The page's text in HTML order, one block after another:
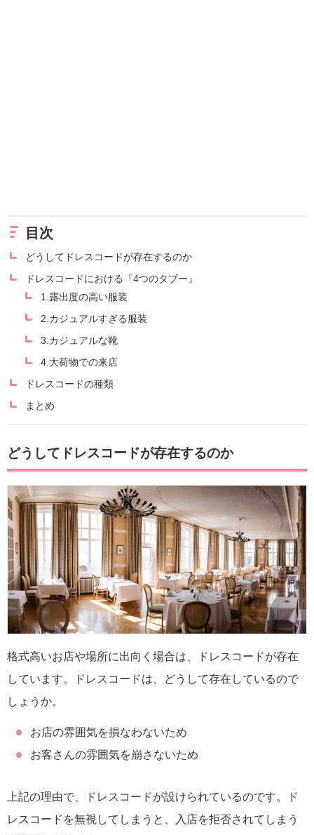
目次
どうしてドレスコードが存在するのか
ドレスコードにおける『4つのタブー』
1.露出度の高い服装
2.カジュアルすぎる服装
3.カジュアルな靴
4.大荷物での来店
ドレスコードの種類
まとめ
どうしてドレスコードが存在するのか
格式高いお店や場所に出向く場合は、ドレスコードが存在
しています。ドレスコードは、どうして存在しているので
しょうか。
お店の雰囲気を損なわないため
お客さんの雰囲気を崩さないため
上記の理由で、ドレスコードが設けられているのです。ド
レスコードを無視してしまうと、入店を拒否されてしまう